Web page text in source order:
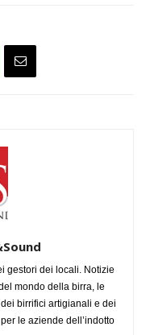
gestori dei locali. Notizie
mondo della birra, le
birrifici artigianali e dei
le aziende dell’indotto